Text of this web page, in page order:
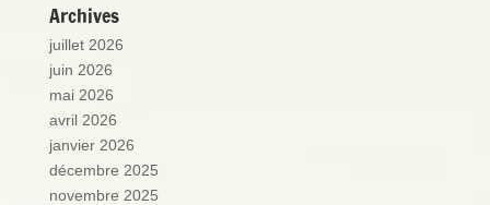
Archives
juillet 2026
juin 2026
mai 2026
avril 2026
janvier 2026
décembre 2025
novembre 2025